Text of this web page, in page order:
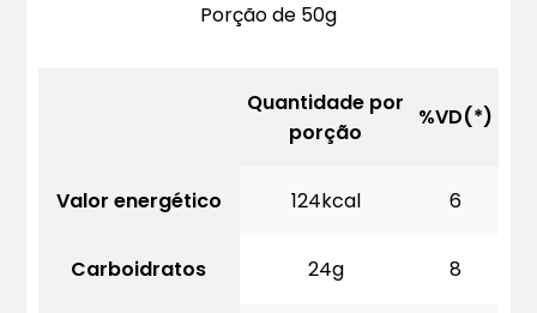
Porção de 50g
Quantidade por
porção
%VD(*)
Valor energético 124kcal 6
Carboidratos 24g 8